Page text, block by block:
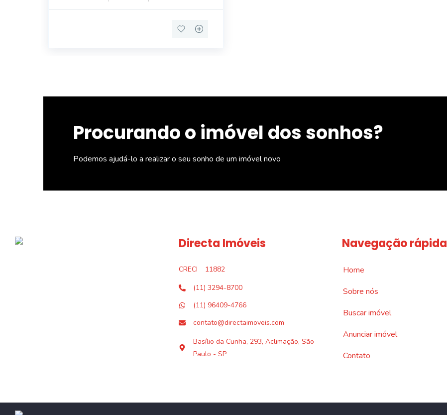
Procurando o imóvel dos sonhos?
Podemos ajudá-lo a realizar o seu sonho de um imóvel novo
Directa Imóveis
CRECI
11882
(11) 3294-8700
(11) 96409-4766
contato@directaimoveis.com
Basílio da Cunha, 293, Aclimação, São
Paulo - SP
Navegação rápida
Home
Sobre nós
Buscar imóvel
Anunciar imóvel
Contato